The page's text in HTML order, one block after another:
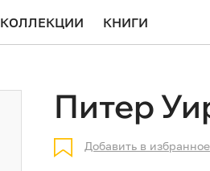
КОЛЛЕКЦИИ КНИГИ
Питер
Добавить в избранное